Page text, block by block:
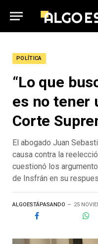
POLÍTICA
“Lo que
es no tener
Corte
El abogado Juan
causa contra la
cuestionó los
de Insfrán en su
ALGOESTÁPASANDO 25